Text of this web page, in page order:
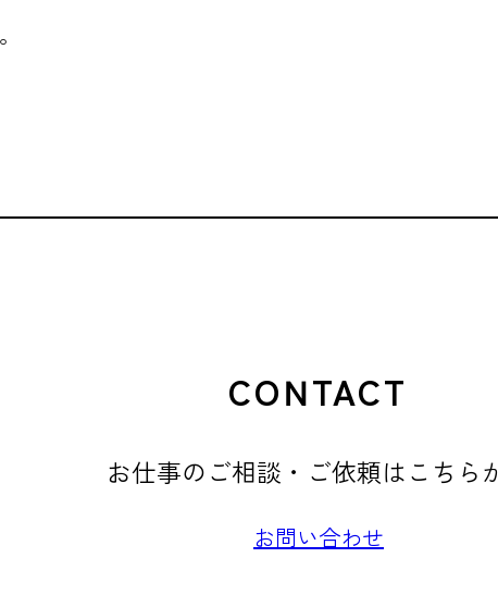
CONTACT
お仕事のご相談・ご依頼はこちら
お問い合わせ